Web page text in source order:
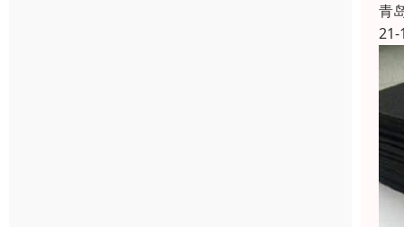
青
21-